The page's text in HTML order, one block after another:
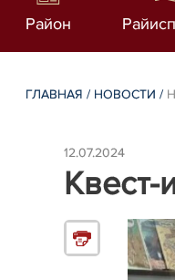
Район
ГЛАВНАЯ / НОВОСТИ /
12.07.2024